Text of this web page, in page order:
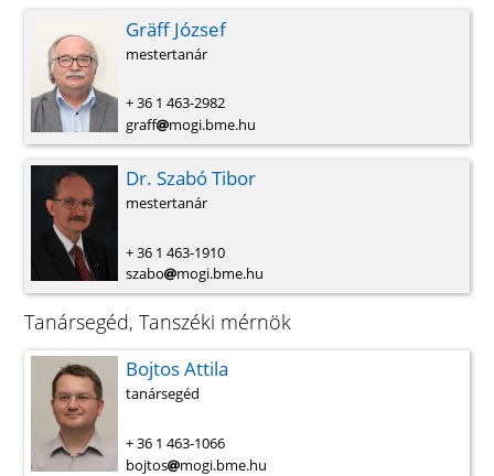
Gräff József
mestertanár
+ 36 1 463-2982
graff
mogi.bme.hu
Dr. Szabó Tibor
mestertanár
+ 36 1 463-1910
szabo
mogi.bme.hu
Tanársegéd, Tanszéki mérnök
Bojtos Attila
tanársegéd
+ 36 1 463-1066
bojtos
mogi.bme.hu